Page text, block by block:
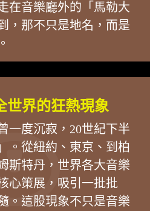
在音樂廳外的「馬勒大
，那不只是地名，而是
界的狂熱現象
一度沉寂，20世紀下半
。從紐約、東京、到柏
斯特丹，世界各大音樂
心策展，吸引一批批
。這股現象不只是音樂